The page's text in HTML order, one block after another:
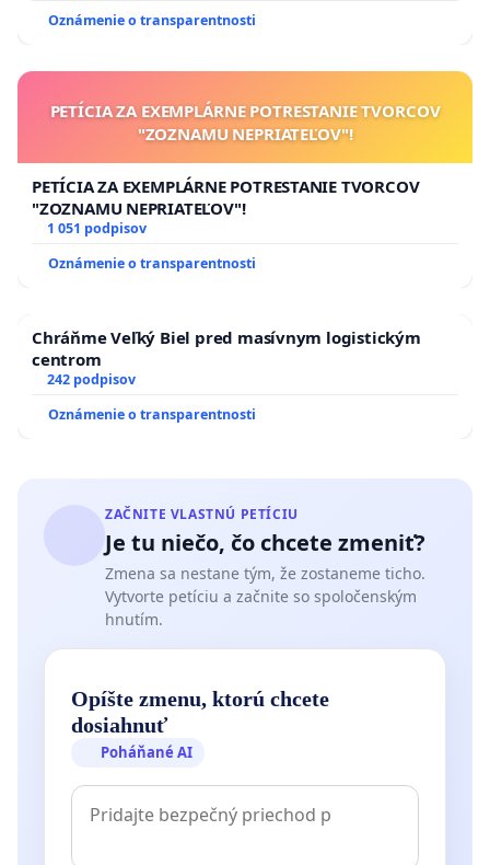
Oznámenie o transparentnosti
PETÍCIA ZA EXEMPLÁRNE POTRESTANIE TVORCOV
"ZOZNAMU NEPRIATEĽOV"!
PETÍCIA ZA EXEMPLÁRNE POTRESTANIE TVORCOV
"ZOZNAMU NEPRIATEĽOV"!
1 051 podpisov
Oznámenie o transparentnosti
Chráňme Veľký Biel pred masívnym logistickým
centrom
242 podpisov
Oznámenie o transparentnosti
ZAČNITE VLASTNÚ PETÍCIU
Je tu niečo, čo chcete zmeniť?
Zmena sa nestane tým, že zostaneme ticho.
Vytvorte petíciu a začnite so spoločenským
hnutím.
Opíšte zmenu, ktorú chcete
dosiahnuť
Poháňané AI